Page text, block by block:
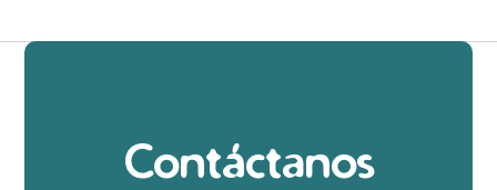
Contáctanos